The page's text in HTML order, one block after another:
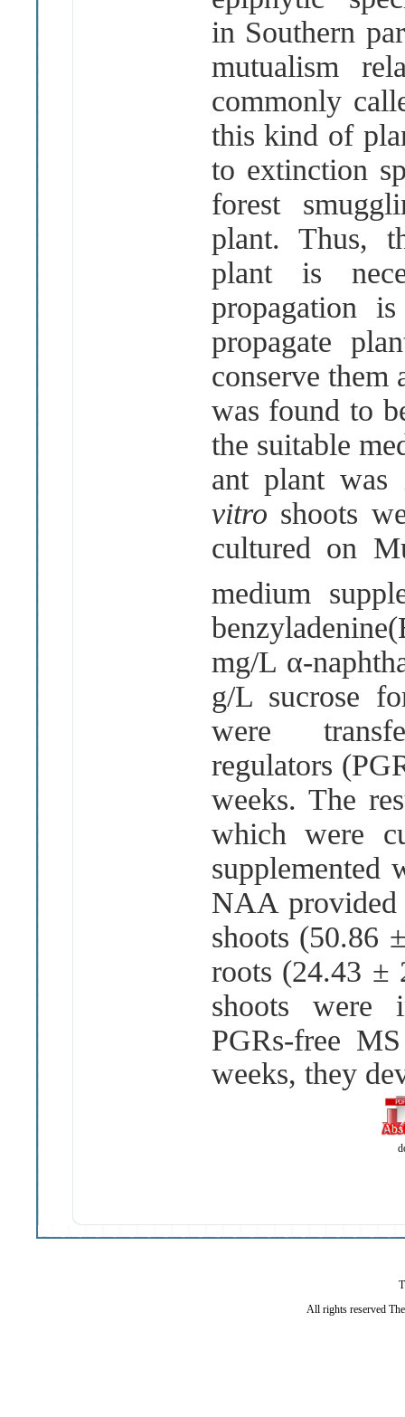
in Southern
mutualism
commonly
this kind of
to extinction
forest
plant. Thus,
plant is
propagation
propagate
conserve them
was found to
the suitable
ant plant
vitro shoots
cultured on
medium
mg/L α-
g/L sucrose
were
regulators
weeks. The
which were
NAA
shoots (50.86
roots (24.43 ±
shoots were
PGRs-free
weeks, they
All rights reserved